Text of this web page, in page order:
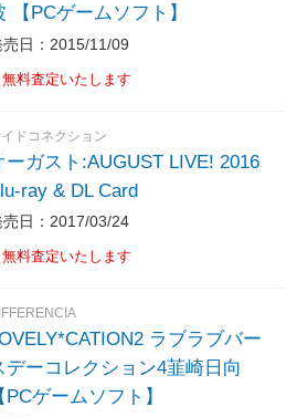
【PCゲームソフト】
売日：2015/11/09
無料査定いたします
ドコネクション
ーガスト:AUGUST LIVE! 2016
ray & DL Card
売日：2017/03/24
無料査定いたします
ラブラブバー
デーコレクション4韮崎日向
【PCゲームソフト】